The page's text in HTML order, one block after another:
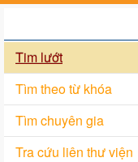
Tim lướt
Tìm theo từ khóa
Tìm chuyên gia
Tra cứu liên thư viện